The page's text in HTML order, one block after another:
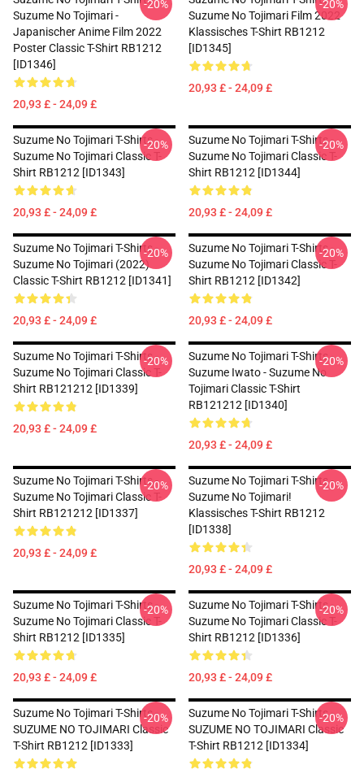
Suzume No Tojimari -
Japanischer Anime Film 2022
Poster Classic T-Shirt RB1212
[ID1346]
20,93 £ - 24,09 £
-20%
Suzume No Tojimari Film 2022
Klassisches T-Shirt RB1212
[ID1345]
20,93 £ - 24,09 £
-20%
Suzume No Tojimari T-Shirts -
Suzume No Tojimari Classic T-
Shirt RB1212 [ID1343]
20,93 £ - 24,09 £
-20%
Suzume No Tojimari T-Shirts -
Suzume No Tojimari Classic T-
Shirt RB1212 [ID1344]
20,93 £ - 24,09 £
-20%
Suzume No Tojimari T-Shirts -
Suzume No Tojimari (2022)
Classic T-Shirt RB1212 [ID1341]
20,93 £ - 24,09 £
-20%
Suzume No Tojimari T-Shirts -
Suzume No Tojimari Classic T-
Shirt RB1212 [ID1342]
20,93 £ - 24,09 £
-20%
Suzume No Tojimari T-Shirts -
Suzume No Tojimari Classic T-
Shirt RB121212 [ID1339]
20,93 £ - 24,09 £
-20%
Suzume No Tojimari T-Shirts -
Suzume Iwato - Suzume No
Tojimari Classic T-Shirt
RB121212 [ID1340]
20,93 £ - 24,09 £
-20%
Suzume No Tojimari T-Shirts -
Suzume No Tojimari Classic T-
Shirt RB121212 [ID1337]
20,93 £ - 24,09 £
-20%
Suzume No Tojimari T-Shirts -
Suzume No Tojimari!
Klassisches T-Shirt RB1212
[ID1338]
20,93 £ - 24,09 £
-20%
Suzume No Tojimari T-Shirts -
Suzume No Tojimari Classic T-
Shirt RB1212 [ID1335]
20,93 £ - 24,09 £
-20%
Suzume No Tojimari T-Shirts -
Suzume No Tojimari Classic T-
Shirt RB1212 [ID1336]
20,93 £ - 24,09 £
-20%
Suzume No Tojimari T-Shirts -
SUZUME NO TOJIMARI Classic
T-Shirt RB1212 [ID1333]
-20%
Suzume No Tojimari T-Shirts -
SUZUME NO TOJIMARI Classic
T-Shirt RB1212 [ID1334]
-20%